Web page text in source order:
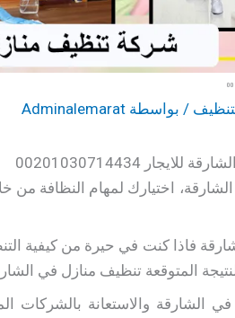
/ بواسطة Adminalemarat
00201030714434
اختيارك لمهام النظافة من
فاذا كنت في حيرة من كيفية
المتوقعة تنظيف منازل في
الشارقة والاستعانة بالشركات